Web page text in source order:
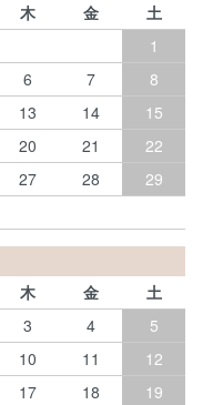
木 金
土
1
6 7
8
13 14
15
20 21
22
27 28
29
木 金
土
3 4
5
10 11
12
17 18
19